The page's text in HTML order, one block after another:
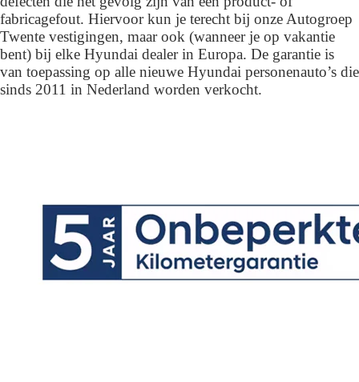
fabricagefout. Hiervoor kun je terecht bij onze Autogroep
Twente vestigingen, maar ook (wanneer je op vakantie
bent) bij elke Hyundai dealer in Europa. De garantie is
van toepassing op alle nieuwe Hyundai personenauto’s die
sinds 2011 in Nederland worden verkocht.